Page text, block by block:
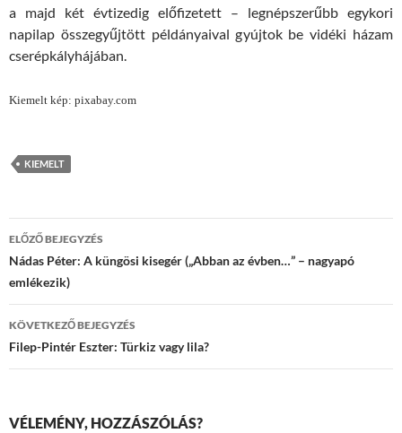
a majd két évtizedig előfizetett – legnépszerűbb egykori
napilap összegyűjtött példányaival gyújtok be vidéki házam
cserépkályhájában.
Kiemelt kép: pixabay.com
KIEMELT
Bejegyzések
navigációja
ELŐZŐ BEJEGYZÉS
Nádas Péter: A küngösi kisegér („Abban az évben…” – nagyapó
emlékezik)
KÖVETKEZŐ BEJEGYZÉS
Filep-Pintér Eszter: Türkiz vagy lila?
VÉLEMÉNY, HOZZÁSZÓLÁS?